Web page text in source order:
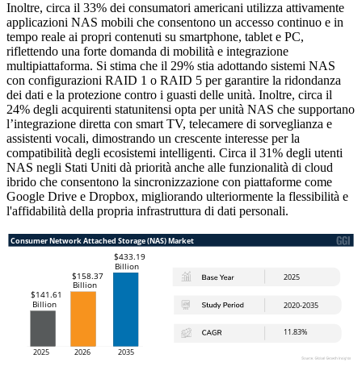
Inoltre, circa il 33% dei consumatori americani utilizza attivamente
applicazioni NAS mobili che consentono un accesso continuo e in
tempo reale ai propri contenuti su smartphone, tablet e PC,
riflettendo una forte domanda di mobilità e integrazione
multipiattaforma. Si stima che il 29% stia adottando sistemi NAS
con configurazioni RAID 1 o RAID 5 per garantire la ridondanza
dei dati e la protezione contro i guasti delle unità. Inoltre, circa il
24% degli acquirenti statunitensi opta per unità NAS che supportano
l’integrazione diretta con smart TV, telecamere di sorveglianza e
assistenti vocali, dimostrando un crescente interesse per la
compatibilità degli ecosistemi intelligenti. Circa il 31% degli utenti
NAS negli Stati Uniti dà priorità anche alle funzionalità di cloud
ibrido che consentono la sincronizzazione con piattaforme come
Google Drive e Dropbox, migliorando ulteriormente la flessibilità e
l'affidabilità della propria infrastruttura di dati personali.